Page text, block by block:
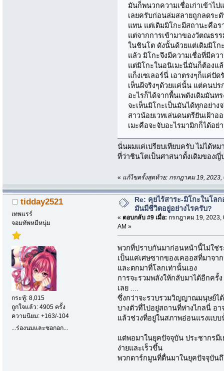
มันก็พนวกความเชื่อเก่าเข้าไป
เลยครับก่อนล่มสลายถูกลดระ
แทน แต่เดิมมิโกะมีสถานะคือร
แต่จากการเข้ามาของวัตณธร
ในชินโต ดังนั้นด้วยแต่เดิมมิโ
แล้ว มิโกะจึงมีความเชื่อที่มีคว
แต่มิโกะในอนิเมะนี่มันก็ต้องแ
แก็งเซเลอร์นี่ เอาตรงๆก็แค่ปั
เห็นผีจริงๆด้วยแค่นั้น แต่คนปร
อะไรก็ได้จากพื้นเพดังเดิมมัน
จะเห็นมิโกะเป็นมันได้ทุกอย่าง
สาวน้อยเวทเล่นดนตรียันเฝ้า
เมะคือจะจับอะไรมามิกก็ได้อย่
นั่นผมแค่เปรียบเทียบครับ ไม่ได้ห
ที่ว่าชินโตเป็นศาสนาดั้งเดิมของ
« แก้ไขครั้งสุดท้าย: กรกฎาคม 19, 2023,
tidday2521
เทพแรร์
จอมทัพหมีหนุ่ม
กระทู้: 8,015
ถูกใจแล้ว: 4905 ครั้ง
ความนิยม: +163/-104
...ร่องนมและซอกอก...
Re: คุยไร้สาระ-มิโกะในโลก
มันมีชีวิตอยู่อย่างไรครับ?
« ตอบกลับ #9 เมื่อ: กรกฎาคม 19, 2023,
AM »
พวกที่ปราบกันมาก่อนหน้านี้ไม่ใช่
เป็นแค่เศษซากของเคออสที่มาจา
และตกมาที่โลกเท่านั้นเอง
การจะรวมพลังให้กลับมาได้อีกค
เลย ....
ซึ่งกว่าจะรวบรวมวิญญาณมนุษย์ไ
บางตัวที่ไปอยู่สถานที่ห่างไกลนี่ อา
แล้วช่วงที่อยู่ในสภาพอ่อนแรงแบ
แต่พอมาในยุคปัจจุบัน ประชากรมี
ง่ายและเร็วขึ้น
พวกดาร์กมูนที่ตื่นมาในยุคปัจจุบันถึ